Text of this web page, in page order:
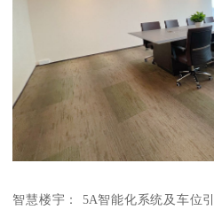
智慧楼宇： 5A智能化系统及车位